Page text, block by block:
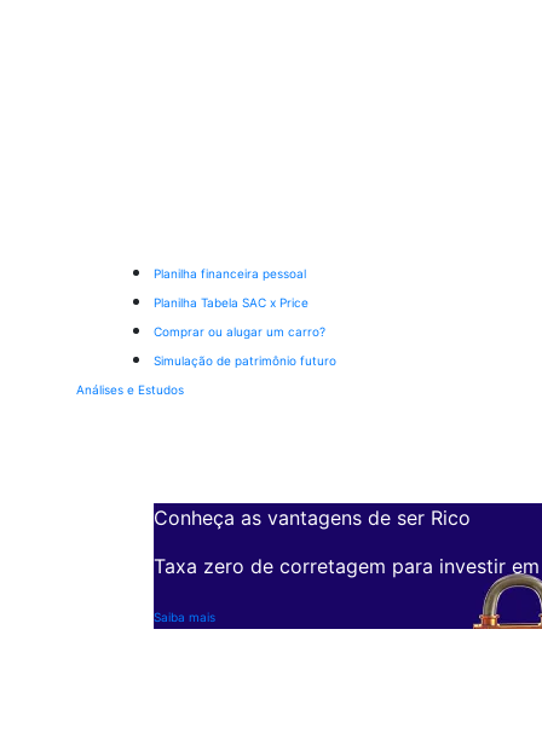
Planilha financeira pessoal
Planilha Tabela SAC x Price
Comprar ou alugar um carro?
Simulação de patrimônio futuro
Análises e Estudos
Conheça as vantagens de ser Rico
Taxa zero de corretagem para investir
Saiba mais